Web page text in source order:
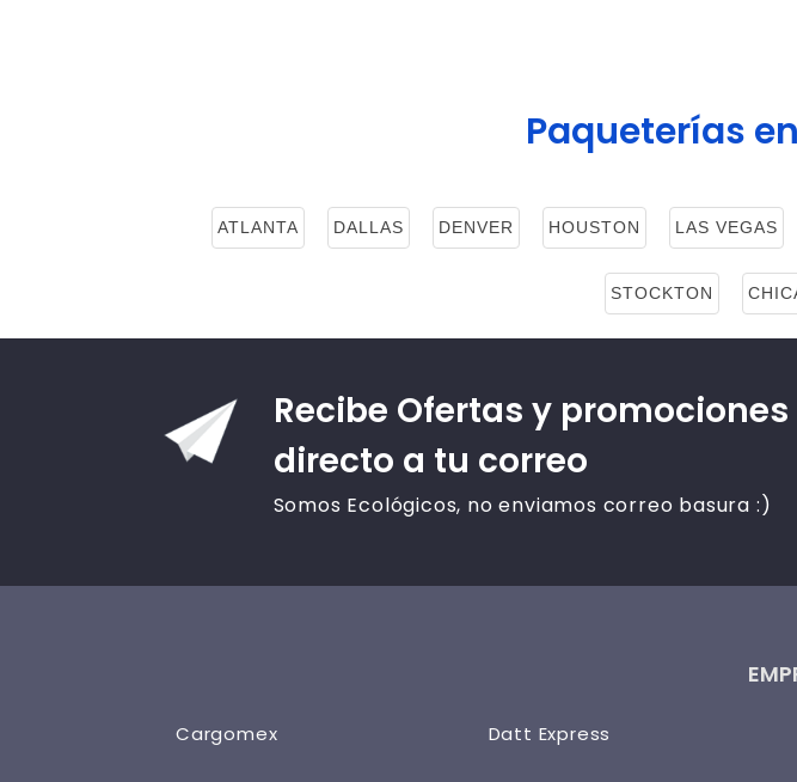
Paqueterías
ATLANTA DALLAS DENVER HOUSTON LAS VEGAS
STOCKTON
Recibe Ofertas y promociones
directo a tu correo
Somos Ecológicos, no enviamos correo basura :)
Cargomex Datt Express